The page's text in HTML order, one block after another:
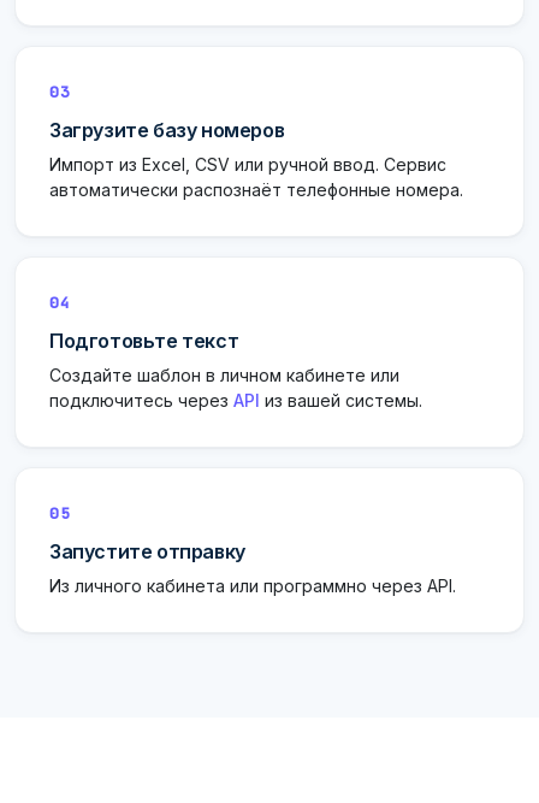
03
Загрузите базу номеров
Импорт из Excel, CSV или ручной ввод. Сервис
автоматически распознаёт телефонные номера.
04
Подготовьте текст
Создайте шаблон в личном кабинете или
подключитесь через API из вашей системы.
05
Запустите отправку
Из личного кабинета или программно через API.